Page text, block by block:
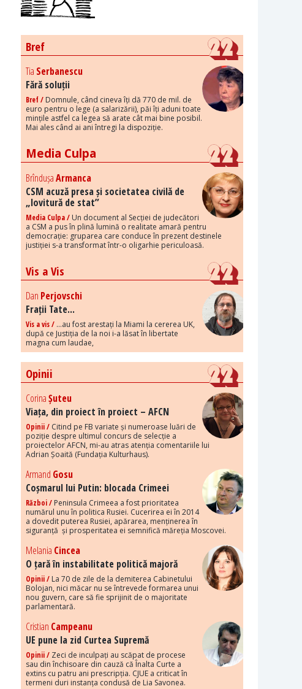
Bref
Tia Serbanescu
Fără soluții
Bref / Domnule, când cineva îți dă 770 de mil. de
euro pentru o lege (a salarizării), păi îți aduni toate
mințile astfel ca legea să arate cât mai bine posibil.
Mai ales când ai ani întregi la dispoziție.
Media Culpa
BrîndușaArmanca
CSM acuză presa și societatea civilă de
„lovitură de stat”
Media Culpa / Un document al Secției de judecători
a CSM a pus în plină lumină o realitate amară pentru
democrație: gruparea care conduce în prezent destinele
justiției s-a transformat într-o oligarhie periculoasă.
Vis a Vis
Dan Perjovschi
Frații Tate...
Vis a vis / ...au fost arestați la Miami la cererea UK,
după ce Justiția de la noi i-a lăsat în libertate
magna cum laudae,
Opinii
CorinaȘuteu
Viața, din proiect în proiect – AFCN
Opinii / Citind pe FB variate și numeroase luări de
poziție despre ultimul concurs de selecție a
proiectelor AFCN, mi-au atras atenția comentariile lui
Adrian Șoaită (Fundația Kulturhaus).
Armand Gosu
Coșmarul lui Putin: blocada Crimeei
Război / Peninsula Crimeea a fost prioritatea
numărul unu în politica Rusiei. Cucerirea ei în 2014
a dovedit puterea Rusiei, apărarea, menținerea în
siguranță și prosperitatea ei semnifică măreția Moscovei.
Melania Cincea
O țară în instabilitate politică majoră
Opinii / La 70 de zile de la demiterea Cabinetului
Bolojan, nici măcar nu se întrevede formarea unui
nou guvern, care să fie sprijinit de o majoritate
parlamentară.
Cristian Campeanu
UE pune la zid Curtea Supremă
Opinii / Zeci de inculpați au scăpat de procese
sau din închisoare din cauză că Înalta Curte a
extins cu patru ani prescripția. CJUE a criticat în
termeni duri instanța condusă de Lia Savonea.